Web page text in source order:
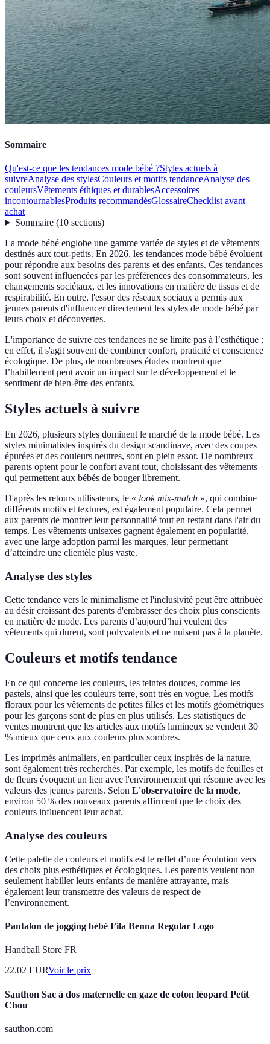
Sommaire
Qu'est-ce que les tendances mode bébé ?Styles actuels à
suivreAnalyse des stylesCouleurs et motifs tendanceAnalyse des
couleursVêtements éthiques et durablesAccessoires
incontournablesProduits recommandésGlossaireChecklist avant
achat
Sommaire(10 sections)
La mode bébé englobe une gamme variée de styles et de vêtements
destinés aux tout-petits. En 2026, les tendances mode bébé évoluent
pour répondre aux besoins des parents et des enfants. Ces tendances
sont souvent influencées par les préférences des consommateurs, les
changements sociétaux, et les innovations en matière de tissus et de
respirabilité. En outre, l'essor des réseaux sociaux a permis aux
jeunes parents d'influencer directement les styles de mode bébé par
leurs choix et découvertes.
L'importance de suivre ces tendances ne se limite pas à l’esthétique ;
en effet, il s'agit souvent de combiner confort, praticité et conscience
écologique. De plus, de nombreuses études montrent que
l’habillement peut avoir un impact sur le développement et le
sentiment de bien-être des enfants.
Styles actuels à suivre
En 2026, plusieurs styles dominent le marché de la mode bébé. Les
styles minimalistes inspirés du design scandinave, avec des coupes
épurées et des couleurs neutres, sont en plein essor. De nombreux
parents optent pour le confort avant tout, choisissant des vêtements
qui permettent aux bébés de bouger librement.
D'après les retours utilisateurs, le « look mix-match », qui combine
différents motifs et textures, est également populaire. Cela permet
aux parents de montrer leur personnalité tout en restant dans l'air du
temps. Les vêtements unisexes gagnent également en popularité,
avec une large adoption parmi les marques, leur permettant
d’atteindre une clientèle plus vaste.
Analyse des styles
Cette tendance vers le minimalisme et l'inclusivité peut être attribuée
au désir croissant des parents d'embrasser des choix plus conscients
en matière de mode. Les parents d’aujourd’hui veulent des
vêtements qui durent, sont polyvalents et ne nuisent pas à la planète.
Couleurs et motifs tendance
En ce qui concerne les couleurs, les teintes douces, comme les
pastels, ainsi que les couleurs terre, sont très en vogue. Les motifs
floraux pour les vêtements de petites filles et les motifs géométriques
pour les garçons sont de plus en plus utilisés. Les statistiques de
ventes montrent que les articles aux motifs lumineux se vendent 30
% mieux que ceux aux couleurs plus sombres.
Les imprimés animaliers, en particulier ceux inspirés de la nature,
sont également très recherchés. Par exemple, les motifs de feuilles et
de fleurs évoquent un lien avec l'environnement qui résonne avec les
valeurs des jeunes parents. Selon L'observatoire de la mode,
environ 50 % des nouveaux parents affirment que le choix des
couleurs influencent leur achat.
Analyse des couleurs
Cette palette de couleurs et motifs est le reflet d’une évolution vers
des choix plus esthétiques et écologiques. Les parents veulent non
seulement habiller leurs enfants de manière attrayante, mais
également leur transmettre des valeurs de respect de
l’environnement.
Pantalon de jogging bébé Fila Benna Regular Logo
Handball Store FR
22.02 EURVoir le prix
Sauthon Sac à dos maternelle en gaze de coton léopard Petit
Chou
sauthon.com